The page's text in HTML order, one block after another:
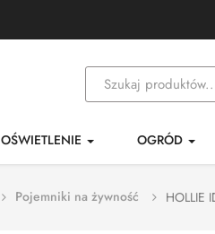
OŚWIETLENIE OGRÓD
Pojemniki na żywność HOLLIE